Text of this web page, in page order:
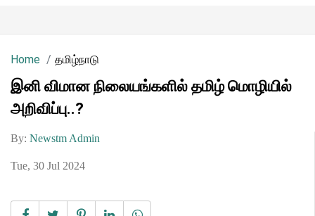
Home தமிழ்நாடு
இனி விமான நிலையங்களில் தமிழ் மொழியில்
அறிவிப்பு..?
By: Newstm Admin
Tue, 30 Jul 2024